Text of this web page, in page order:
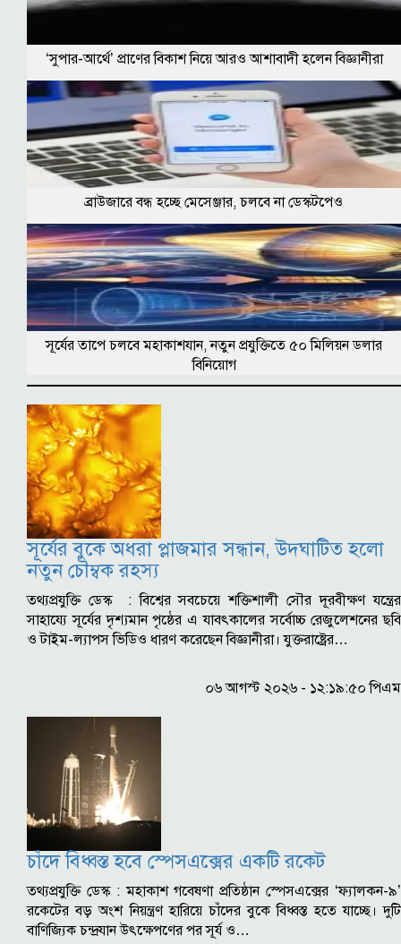
‘সুপার-আর্থে’ প্রাণের বিকাশ নিয়ে আরও আশাবাদী হলেন বিজ্ঞানীরা
ব্রাউজারে বন্ধ হচ্ছে মেসেঞ্জার, চলবে না ডেস্কটপেও
সূর্যের তাপে চলবে মহাকাশযান, নতুন প্রযুক্তিতে ৫০ মিলিয়ন ডলার
বিনিয়োগ
সূর্যের বুকে অধরা প্লাজমার সন্ধান, উদ্ঘাটিত হলো
নতুন চৌম্বক রহস্য
তথ্যপ্রযুক্তি ডেস্ক : বিশ্বের সবচেয়ে শক্তিশালী সৌর দূরবীক্ষণ যন্ত্রের
সাহায্যে সূর্যের দৃশ্যমান পৃষ্ঠের এ যাবৎকালের সর্বোচ্চ রেজুলেশনের ছবি
ও টাইম-ল্যাপস ভিডিও ধারণ করেছেন বিজ্ঞানীরা। যুক্তরাষ্ট্রের…
০৬ আগস্ট ২০২৬ - ১২:১৯:৫০ পিএম
চাঁদে বিধ্বস্ত হবে স্পেসএক্সের একটি রকেট
তথ্যপ্রযুক্তি ডেস্ক : মহাকাশ গবেষণা প্রতিষ্ঠান স্পেসএক্সের ‘ফ্যালকন-৯’
রকেটের বড় অংশ নিয়ন্ত্রণ হারিয়ে চাঁদের বুকে বিধ্বস্ত হতে যাচ্ছে। দুটি
বাণিজ্যিক চন্দ্রযান উৎক্ষেপণের পর সূর্য ও…